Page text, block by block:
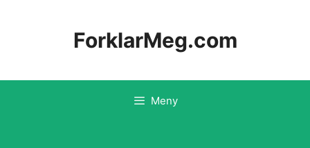
ForklarMeg.com
Meny